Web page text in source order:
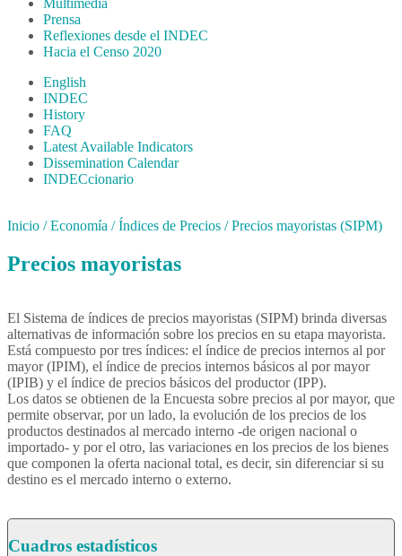
Multimedia
Prensa
Reflexiones desde el INDEC
Hacia el Censo 2020
English
INDEC
History
FAQ
Latest Available Indicators
Dissemination Calendar
INDECcionario
Inicio /Economía /Índices de Precios /Precios mayoristas (SIPM)
Precios mayoristas
El Sistema de índices de precios mayoristas (SIPM) brinda diversas
alternativas de información sobre los precios en su etapa mayorista.
Está compuesto por tres índices: el índice de precios internos al por
mayor (IPIM), el índice de precios internos básicos al por mayor
(IPIB) y el índice de precios básicos del productor (IPP).
Los datos se obtienen de la Encuesta sobre precios al por mayor, que
permite observar, por un lado, la evolución de los precios de los
productos destinados al mercado interno -de origen nacional o
importado- y por el otro, las variaciones en los precios de los bienes
que componen la oferta nacional total, es decir, sin diferenciar si su
destino es el mercado interno o externo.
Cuadros estadísticos